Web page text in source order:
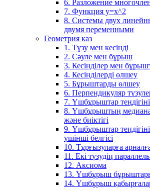
6. Разложение
7. Функция y=x^2
8. Системы двух
двумя переменными
Геометрия каз
1. Түзу мен кесінді
2. Сәуле мен бұрыш
3. Кесінділер мен
4. Кесінділерді өлшеу
5. Бұрыштарды өлшеу
6. Перпендикуляр
7. Үшбұрыштар
8. Үшбұрыштың
және биіктігі
9. Үшбұрыштар
үшінші белгісі
10. Тұрғызуларға
11. Екі түзудің
12. Аксиома
13. Үшбұрыш
14. Үшбұрыш